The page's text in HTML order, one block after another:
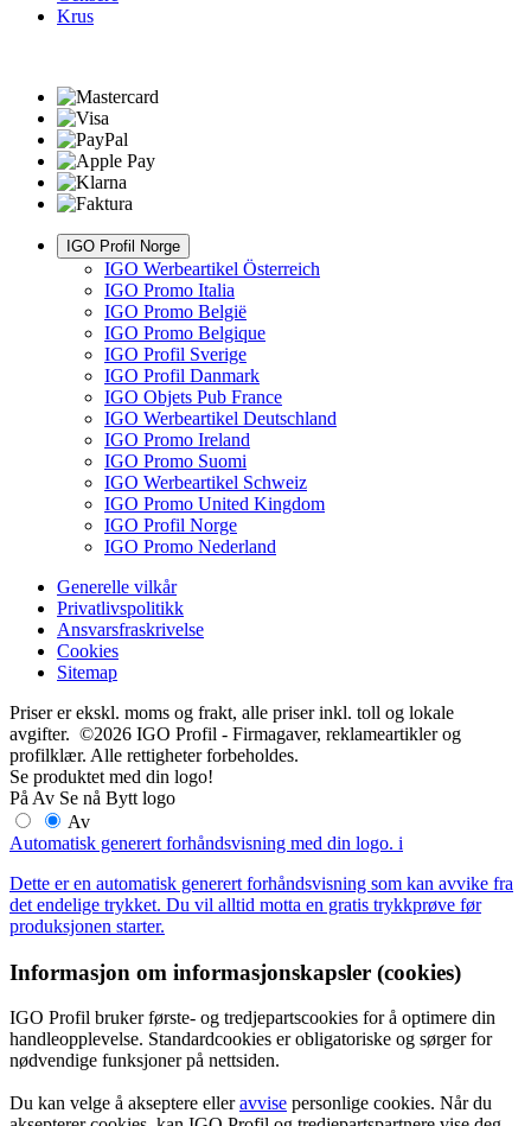
Krus
IGO Profil Norge
IGO Werbeartikel Österreich
IGO Promo Italia
IGO Promo België
IGO Promo Belgique
IGO Profil Sverige
IGO Profil Danmark
IGO Objets Pub France
IGO Werbeartikel Deutschland
IGO Promo Ireland
IGO Promo Suomi
IGO Werbeartikel Schweiz
IGO Promo United Kingdom
IGO Profil Norge
IGO Promo Nederland
Generelle vilkår
Privatlivspolitikk
Ansvarsfraskrivelse
Cookies
Sitemap
Priser er ekskl. moms og frakt, alle priser inkl. toll og lokale
avgifter. ©2026 IGO Profil - Firmagaver, reklameartikler og
profilklær. Alle rettigheter forbeholdes.
Se produktet med din logo!
På Av Se nå Bytt logo
Av
Automatisk generert forhåndsvisning med din logo. i
Dette er en automatisk generert forhåndsvisning som kan avvike fra
det endelige trykket. Du vil alltid motta en gratis trykkprøve før
produksjonen starter.
Informasjon om informasjonskapsler (cookies)
IGO Profil bruker første- og tredjepartscookies for å optimere din
handleopplevelse. Standardcookies er obligatoriske og sørger for
nødvendige funksjoner på nettsiden.
Du kan velge å akseptere elleravvise personlige cookies. Når du